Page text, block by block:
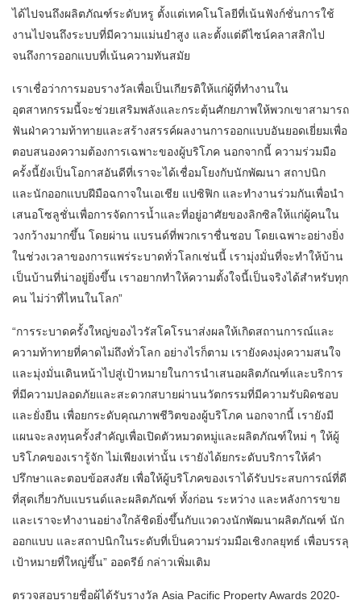
ได้ไปจนถึงผลิตภัณฑ์ระดับหรู ตั้งแต่เทคโนโลยีที่เน้นฟังก์ชั่นการใช้
งานไปจนถึงระบบที่มีความแม่นยำสูง และตั้งแต่ดีไซน์คลาสสิกไป
จนถึงการออกแบบที่เน้นความทันสมัย
เราเชื่อว่าการมอบรางวัลเพื่อเป็นเกียรติให้แก่ผู้ที่ทำงานใน
อุตสาหกรรมนี้จะช่วยเสริมพลังและกระตุ้นศักยภาพให้พวกเขาสามารถ
ฟันฝ่าความท้าทายและสร้างสรรค์ผลงานการออกแบบอันยอดเยี่ยมเพื่อ
ตอบสนองความต้องการเฉพาะของผู้บริโภค นอกจากนี้ ความร่วมมือ
ครั้งนี้ยังเป็นโอกาสอันดีที่เราจะได้เชื่อมโยงกับนักพัฒนา สถาปนิก
และนักออกแบบฝีมือฉกาจในเอเชีย แปซิฟิก และทำงานร่วมกันเพื่อนำ
เสนอโซลูชั่นเพื่อการจัดการน้ำและที่อยู่อาศัยของลิกซิลให้แก่ผู้คนใน
วงกว้างมากขึ้น โดยผ่าน แบรนด์ที่พวกเราชื่นชอบ โดยเฉพาะอย่างยิ่ง
ในช่วงเวลาของการแพร่ระบาดทั่วโลกเช่นนี้ เรามุ่งมั่นที่จะทำให้บ้าน
เป็นบ้านที่น่าอยู่ยิ่งขึ้น เราอยากทำให้ความตั้งใจนี้เป็นจริงได้สำหรับทุก
คน ไม่ว่าที่ไหนในโลก”
“การระบาดครั้งใหญ่ของไวรัสโคโรนาส่งผลให้เกิดสถานการณ์และ
ความท้าทายที่คาดไม่ถึงทั่วโลก อย่างไรก็ตาม เรายังคงมุ่งความสนใจ
และมุ่งมั่นเดินหน้าไปสู่เป้าหมายในการนำเสนอผลิตภัณฑ์และบริการ
ที่มีความปลอดภัยและสะดวกสบายผ่านนวัตกรรมที่มีความรับผิดชอบ
และยั่งยืน เพื่อยกระดับคุณภาพชีวิตของผู้บริโภค นอกจากนี้ เรายังมี
แผนจะลงทุนครั้งสำคัญเพื่อเปิดตัวหมวดหมู่และผลิตภัณฑ์ใหม่ ๆ ให้ผู้
บริโภคของเรารู้จัก ไม่เพียงเท่านั้น เรายังได้ยกระดับบริการให้คำ
ปรึกษาและตอบข้อสงสัย เพื่อให้ผู้บริโภคของเราได้รับประสบการณ์ที่ดี
ที่สุดเกี่ยวกับแบรนด์และผลิตภัณฑ์ ทั้งก่อน ระหว่าง และหลังการขาย
และเราจะทำงานอย่างใกล้ชิดยิ่งขึ้นกับแวดวงนักพัฒนาผลิตภัณฑ์ นัก
ออกแบบ และสถาปนิกในระดับที่เป็นความร่วมมือเชิงกลยุทธ์ เพื่อบรรลุ
เป้าหมายที่ใหญ่ขึ้น” ออดรีย์ กล่าวเพิ่มเติม
ตรวจสอบรายชื่อผู้ได้รับรางวัล Asia Pacific Property Awards 2020-